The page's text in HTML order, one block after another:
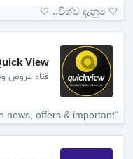
️🤍 විශ්ව දැනුම.. 🤍
View
قناة عروض
“Quick updates on news, offers & important...